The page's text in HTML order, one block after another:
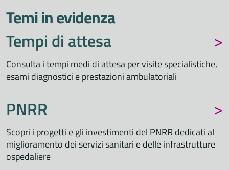
Temi in evidenza
Tempi di attesa
Consulta i tempi medi di attesa per visite specialistiche,
esami diagnostici e prestazioni ambulatoriali
PNRR
Scopri i progetti e gli investimenti del PNRR dedicati al
miglioramento dei servizi sanitari e delle infrastrutture
ospedaliere